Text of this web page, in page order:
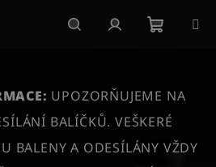
košík
UPOZORŇUJEME NA
BALÍČKŮ. VEŠKERÉ
BALENY A ODESÍLÁNY VŽDY